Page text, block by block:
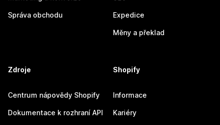
Správa obchodu Expedice
Měny a překlad
Zdroje
Centrum nápovědy Shopify
Dokumentace k rozhraní API
Shopify
Informace
Kariéry